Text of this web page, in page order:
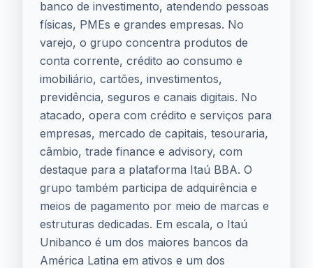
banco de investimento, atendendo pessoas
físicas, PMEs e grandes empresas. No
varejo, o grupo concentra produtos de
conta corrente, crédito ao consumo e
imobiliário, cartões, investimentos,
previdência, seguros e canais digitais. No
atacado, opera com crédito e serviços para
empresas, mercado de capitais, tesouraria,
câmbio, trade finance e advisory, com
destaque para a plataforma Itaú BBA. O
grupo também participa de adquirência e
meios de pagamento por meio de marcas e
estruturas dedicadas. Em escala, o Itaú
Unibanco é um dos maiores bancos da
América Latina em ativos e um dos